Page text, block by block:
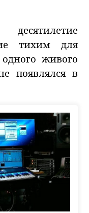
тихим для
живого
появлялся в